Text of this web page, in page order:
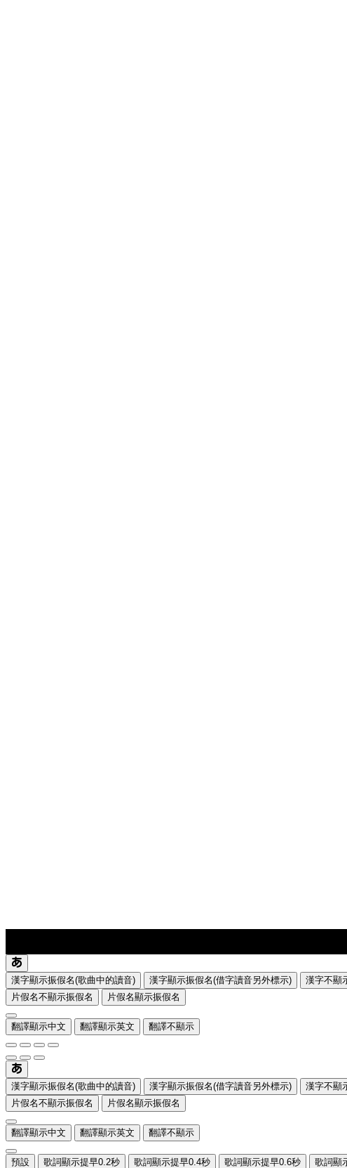
漢字顯示振假名(歌曲中的讀音) 漢字顯示振假名(借字讀音另外標示) 漢字不顯
片假名不顯示振假名
片假名顯示振假名
翻譯顯示中文 翻譯顯示英文 翻譯不顯示
漢字顯示振假名(歌曲中的讀音) 漢字顯示振假名(借字讀音另外標示) 漢字不顯
片假名不顯示振假名
片假名顯示振假名
翻譯顯示中文 翻譯顯示英文 翻譯不顯示
預設 歌詞顯示提早0.2秒 歌詞顯示提早0.4秒 歌詞顯示提早0.6秒 歌詞顯